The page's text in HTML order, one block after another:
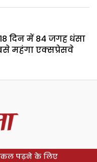
दिन में 84 जगह धंसा
महंगा एक्सप्रेसवे
पढ़ने के लिए